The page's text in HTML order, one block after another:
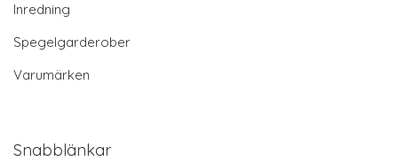
Inredning
Spegelgarderober
Varumärken
Snabblänkar